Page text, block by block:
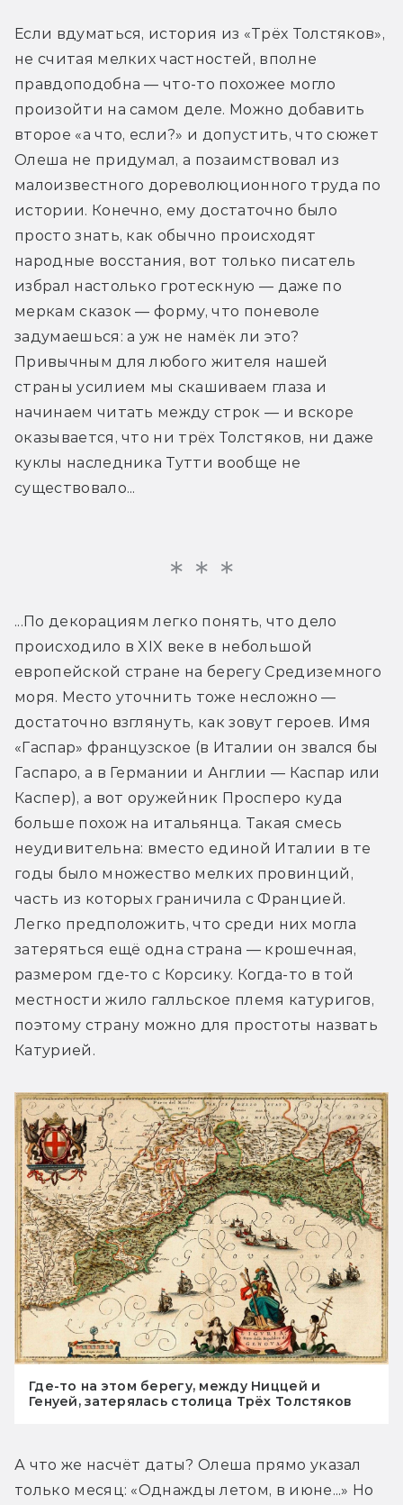
Если вдуматься, история из «Трёх Толстяков»,
не считая мелких частностей, вполне
правдоподобна — что-то похожее могло
произойти на самом деле. Можно добавить
второе «а что, если?» и допустить, что сюжет
Олеша не придумал, а позаимствовал из
малоизвестного дореволюционного труда по
истории. Конечно, ему достаточно было
просто знать, как обычно происходят
народные восстания, вот только писатель
избрал настолько гротескную — даже по
меркам сказок — форму, что поневоле
задумаешься: а уж не намёк ли это?
Привычным для любого жителя нашей
страны усилием мы скашиваем глаза и
начинаем читать между строк — и вскоре
оказывается, что ни трёх Толстяков, ни даже
куклы наследника Тутти вообще не
существовало...
...По декорациям легко понять, что дело
происходило в XIX веке в небольшой
европейской стране на берегу Средиземного
моря. Место уточнить тоже несложно —
достаточно взглянуть, как зовут героев. Имя
«Гаспар» французское (в Италии он звался бы
Гаспаро, а в Германии и Англии — Каспар или
Каспер), а вот оружейник Просперо куда
больше похож на итальянца. Такая смесь
неудивительна: вместо единой Италии в те
годы было множество мелких провинций,
часть из которых граничила с Францией.
Легко предположить, что среди них могла
затеряться ещё одна страна — крошечная,
размером где-то с Корсику. Когда-то в той
местности жило галльское племя катуригов,
поэтому страну можно для простоты назвать
Катурией.
Где-то на этом берегу, между Ниццей и
Генуей, затерялась столица Трёх Толстяков
А что же насчёт даты? Олеша прямо указал
только месяц: «Однажды летом, в июне...» Но